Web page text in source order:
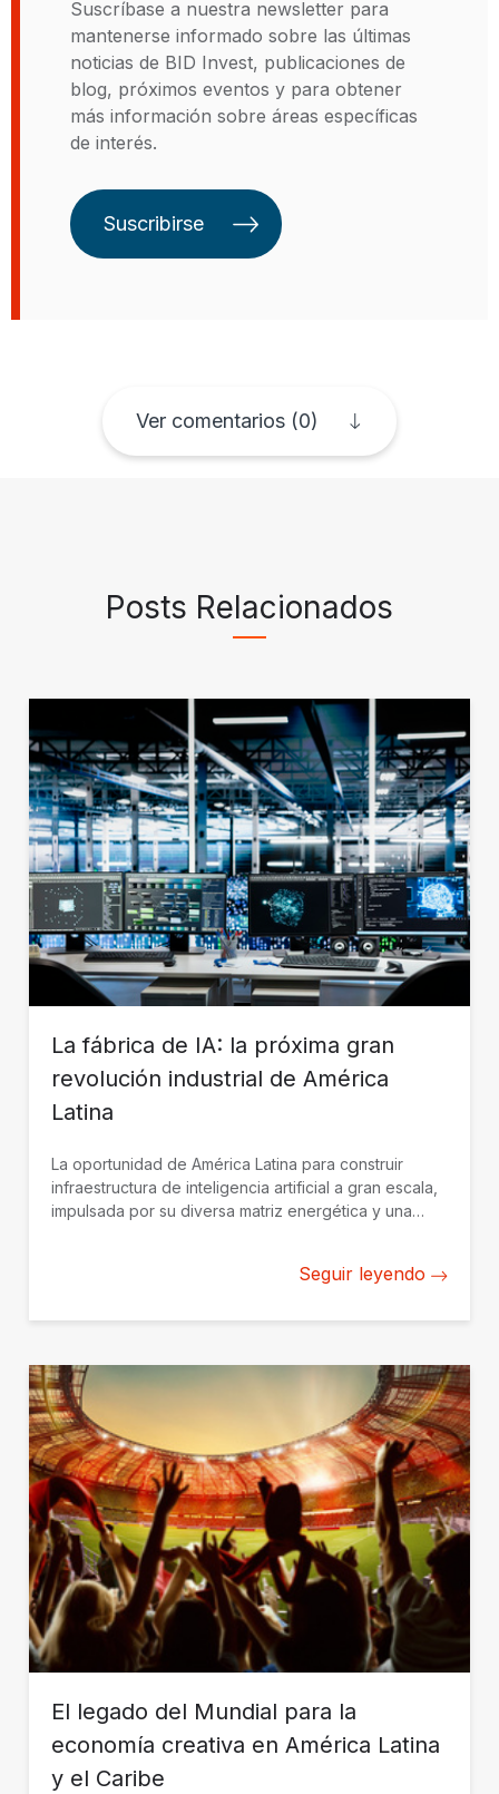
Berkeley.
tiene una licenciatura de la
Universidad Fidelitas y una
maestría de la Universidad
FUNDEPOS, ambas en
Administración de Empresas con
multidisciplinarios en consultorías
para el Ministerio de Economía y
Finanzas del Perú. Actualmente,
participa en investigaciones
relacionadas con minería,
educación y recursos naturales y
Congreso de la Asociación
Peruana de Economía (APE).
Suscríbase a nuestra newsletter para
mantenerse informado sobre las últimas
noticias de BID Invest, publicaciones de
blog, próximos eventos y para obtener
más información sobre áreas específicas
de interés.
Suscribirse
Ver comentarios (0)
Posts Relacionados
La fábrica de IA: la próxima gran
revolución industrial de América
Latina
La oportunidad de América Latina para construir
infraestructura de inteligencia artificial a gran escala,
impulsada por su diversa matriz energética y una
Seguir leyendo
El legado del Mundial para la
economía creativa en América Latina
y el Caribe